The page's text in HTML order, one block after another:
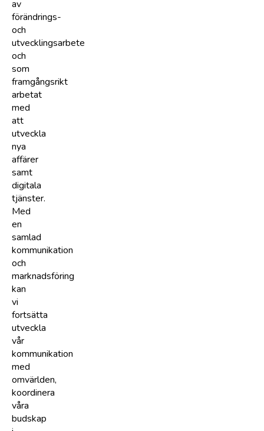
av
förändrings-
och
utvecklingsarbete
och
som
framgångsrikt
arbetat
med
att
utveckla
nya
affärer
samt
digitala
tjänster.
Med
en
samlad
kommunikation
och
marknadsföring
kan
vi
fortsätta
utveckla
vår
kommunikation
med
omvärlden,
koordinera
våra
budskap